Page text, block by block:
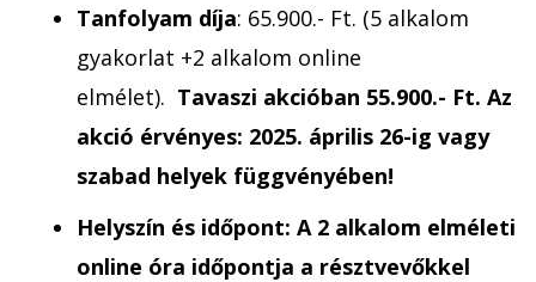
Tanfolyam díja: 65.900.- Ft. (5 alkalom
gyakorlat +2 alkalom online
elmélet). Tavaszi akcióban 55.900.- Ft. Az
akció érvényes: 2025. április 26-ig vagy
szabad helyek függvényében!
Helyszín és időpont: A 2 alkalom elméleti
online óra időpontja a résztvevőkkel